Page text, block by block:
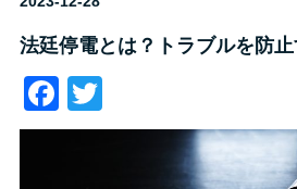
法廷停電とは？トラブルを防
Facebook